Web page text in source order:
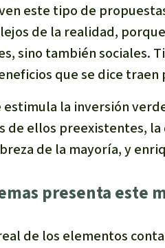
este tipo de
de la realidad,
sino también sociales.
que se dice traen
estimula la inversión
de ellos preexistentes,
de la mayoría, y
presenta este
de los elementos